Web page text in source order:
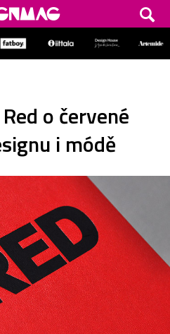
o červené
i módě